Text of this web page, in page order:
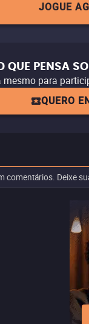
JOGUE
QUE PENSA
mesmo para
QUERO
comentários. Deixe